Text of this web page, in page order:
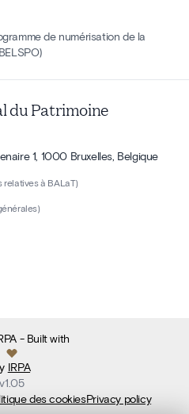
de numérisation de la
du Patrimoine
1, 1000 Bruxelles, Belgique
relatives à BALaT)
- Built with
IRPA
v1.05
des cookiesPrivacy policy